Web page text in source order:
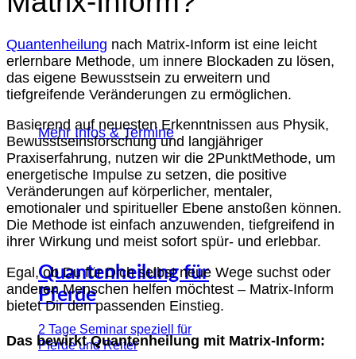
Mehr Infos & Termine
Quantenheilung für
Pferde
2 Tage Seminar speziell für
Pferde und Reiter
Quantenheilung nach Matrix-Inform ist eine leicht
erlernbare Methode, um innere Blockaden zu lösen,
das eigene Bewusstsein zu erweitern und
tiefgreifende Veränderungen zu ermöglichen.
Basierend auf neuesten Erkenntnissen aus Physik,
Bewusstseinsforschung und langjähriger
Praxiserfahrung, nutzen wir die 2PunktMethode, um
energetische Impulse zu setzen, die positive
Veränderungen auf körperlicher, mentaler,
emotionaler und spiritueller Ebene anstoßen können.
Die Methode ist einfach anzuwenden, tiefgreifend in
ihrer Wirkung und meist sofort spür- und erlebbar.
Egal, ob Du für Dich selbst neue Wege suchst oder
anderen Menschen helfen möchtest – Matrix-Inform
bietet Dir den passenden Einstieg.
Das bewirkt Quantenheilung mit Matrix-Inform: